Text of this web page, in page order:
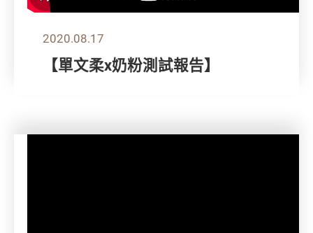
2020.08.17
【單文柔x奶粉測試報告】